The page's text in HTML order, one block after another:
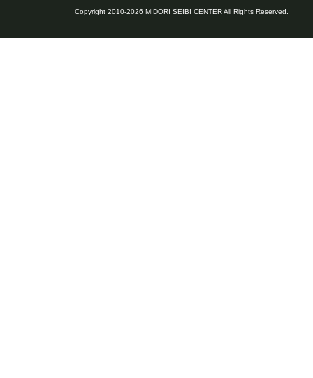
Copyright 2010-2026 MIDORI SEIBI CENTER All Rights Reserved.